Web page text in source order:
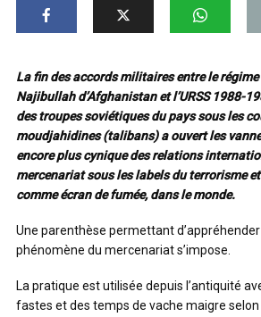
La fin des accords militaires entre le
Najibullah d’Afghanistan et l’URSS 1988-
des troupes soviétiques du pays sous les
moudjahidines (talibans) a ouvert les
encore plus cynique des relations
mercenariat sous les labels du terrorisme
comme écran de fumée, dans le monde.
Une parenthèse permettant
phénomène du mercenariat s’impose.
La pratique est utilisée depuis l’antiquité
fastes et des temps de vache maigre selon